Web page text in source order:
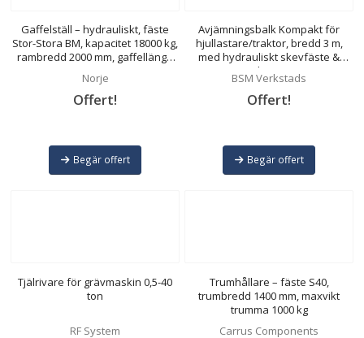
Gaffelställ – hydrauliskt, fäste
Stor-Stora BM, kapacitet 18000 kg,
rambredd 2000 mm, gaffellängd
Norje
Offert!
Begär offert
Avjämningsbalk Kompakt för
hjullastare/traktor, bredd 3 m,
med hydrauliskt skevfäste &
skrapa
BSM Verkstads
Offert!
Begär offert
Tjälrivare för grävmaskin 0,5-40
ton
RF System
Trumhållare – fäste S40,
trumbredd 1400 mm, maxvikt
trumma 1000 kg
Carrus Components